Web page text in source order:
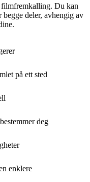
Du kan
deler, avhengig av
på ett sted
deg
enklere